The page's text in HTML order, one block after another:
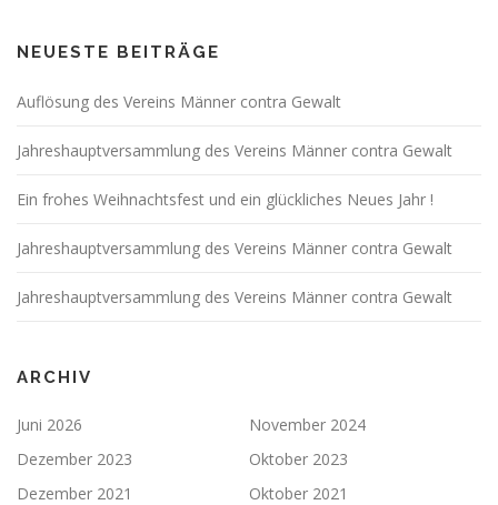
NEUESTE BEITRÄGE
Auflösung des Vereins Männer contra Gewalt
Jahreshauptversammlung des Vereins Männer contra Gewalt
Ein frohes Weihnachtsfest und ein glückliches Neues Jahr !
Jahreshauptversammlung des Vereins Männer contra Gewalt
Jahreshauptversammlung des Vereins Männer contra Gewalt
ARCHIV
Juni 2026
November 2024
Dezember 2023
Oktober 2023
Dezember 2021
Oktober 2021